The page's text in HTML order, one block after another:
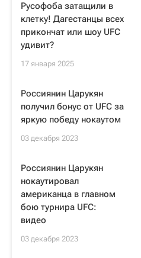
Русофоба затащили в
клетку! Дагестанцы всех
прикончат или шоу UFC
удивит?
17 января 2025
Россиянин Царукян
получил бонус от UFC за
яркую победу нокаутом
03 декабря 2023
Россиянин Царукян
нокаутировал
американца в главном
бою турнира UFC:
видео
03 декабря 2023